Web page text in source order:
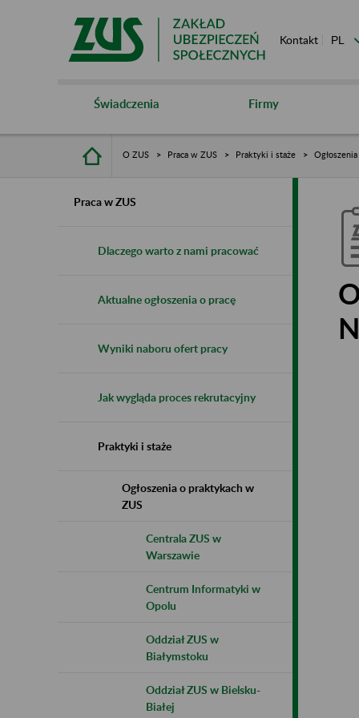
Kontakt
Świadczenia Firmy
O ZUS Praca w ZUS Praktyki i staże
Praca w ZUS
Dlaczego warto z nami pracować
Aktualne ogłoszenia o pracę
Wyniki naboru ofert pracy
Jak wygląda proces rekrutacyjny
Praktyki i staże
Ogłoszenia o praktykach w
ZUS
Centrala ZUS w
Warszawie
Centrum Informatyki w
Opolu
Oddział ZUS w
Białymstoku
Oddział ZUS w Bielsku-
Białej